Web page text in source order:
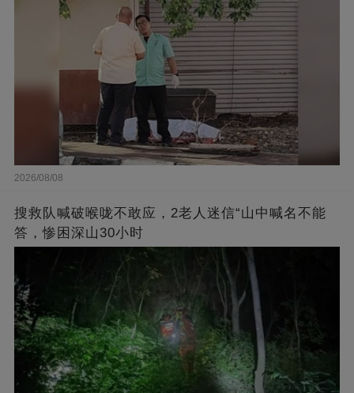
2026/08/08
搜救队喊破喉咙不敢应，2老人迷信“山中喊名不能
答，惨困深山30小时